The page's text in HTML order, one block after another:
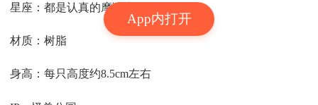
App内打开
星座：都是认真的摩羯座
材质：树脂
身高：每只高度约8.5cm左右